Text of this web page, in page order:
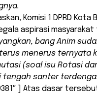
Komisi 1 DPRD
aspirasi
bang Anim
menerus ternyata
(soal isu Rotasi
tengah santer
] Atas dasar